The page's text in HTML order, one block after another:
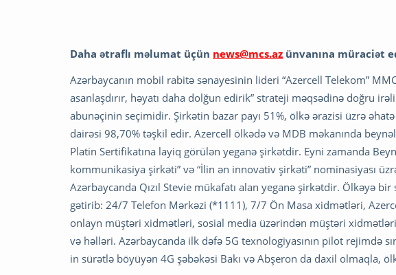
Daha ətraflı məlumat üçün news@mcs.az ünvanına müraciət
Azərbaycanın mobil rabitə sənayesinin lideri “Azercell Telekom”
asanlaşdırır, həyatı daha dolğun edirik” strateji məqsədinə doğru
abunəçinin seçimidir. Şirkətin bazar payı 51%, ölkə ərazisi üzrə
dairəsi 98,70% təşkil edir. Azercell ölkədə və MDB məkanında
Platin Sertifikatına layiq görülən yeganə şirkətdir. Eyni zamanda
kommunikasiya şirkəti” və “İlin ən innovativ şirkəti” nominasiyası
Azərbaycanda Qızıl Stevie mükafatı alan yeganə şirkətdir. Ölkəyə
gətirib: 24/7 Telefon Mərkəzi (*1111), 7/7 Ön Masa xidmətləri,
onlayn müştəri xidmətləri, sosial media üzərindən müştəri
və həlləri. Azərbaycanda ilk dəfə 5G texnologiyasının pilot rejimdə
in sürətlə böyüyən 4G şəbəkəsi Bakı və Abşeron da daxil olmaqla,